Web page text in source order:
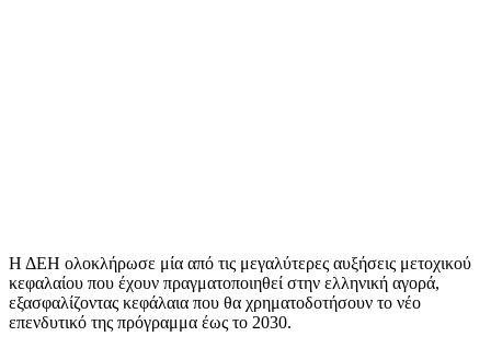
Η ΔΕΗ ολοκλήρωσε μία από τις μεγαλύτερες αυξήσεις μετοχικού
κεφαλαίου που έχουν πραγματοποιηθεί στην ελληνική αγορά,
εξασφαλίζοντας κεφάλαια που θα χρηματοδοτήσουν το νέο
επενδυτικό της πρόγραμμα έως το 2030.